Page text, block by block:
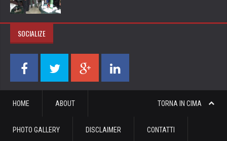
SOCIALIZE
TORNA IN CIMA
HOME ABOUT
PHOTO GALLERY DISCLAIMER CONTATTI